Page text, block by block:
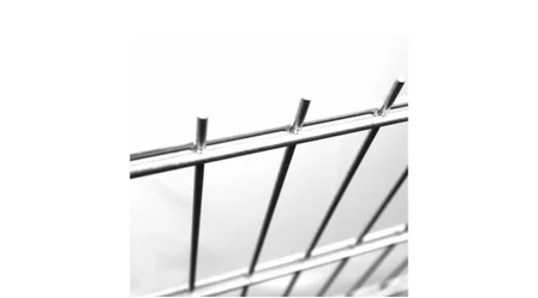
Svařované panely Nylofor 2D Super jsou: pevnější varianta
Nyloforu 2D průměr vertikálního drátu je 6 mm...
Na centrálním skladě
7009094-253
Betafence